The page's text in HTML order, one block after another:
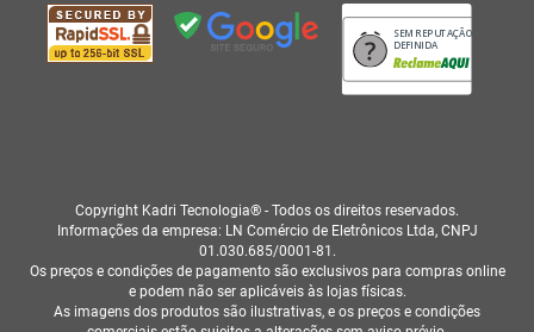
SEM REPUTAÇÃO
DEFINIDA
Copyright Kadri Tecnologia® - Todos os direitos reservados.
Informações da empresa: LN Comércio de Eletrônicos Ltda, CNPJ
01.030.685/0001-81.
Os preços e condições de pagamento são exclusivos para compras online
e podem não ser aplicáveis às lojas físicas.
As imagens dos produtos são ilustrativas, e os preços e condições